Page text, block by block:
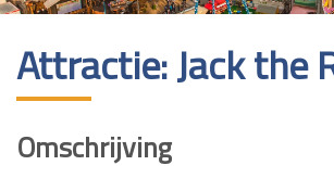
Attractie: Jack the
Omschrijving